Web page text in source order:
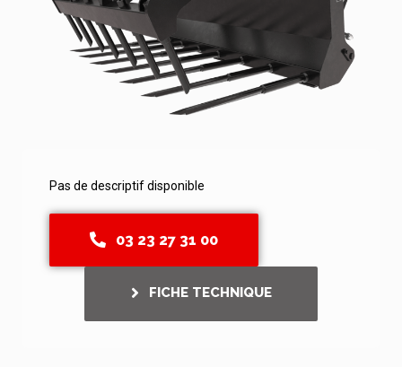
Pas de descriptif disponible
03 23 27 31 00
FICHE TECHNIQUE